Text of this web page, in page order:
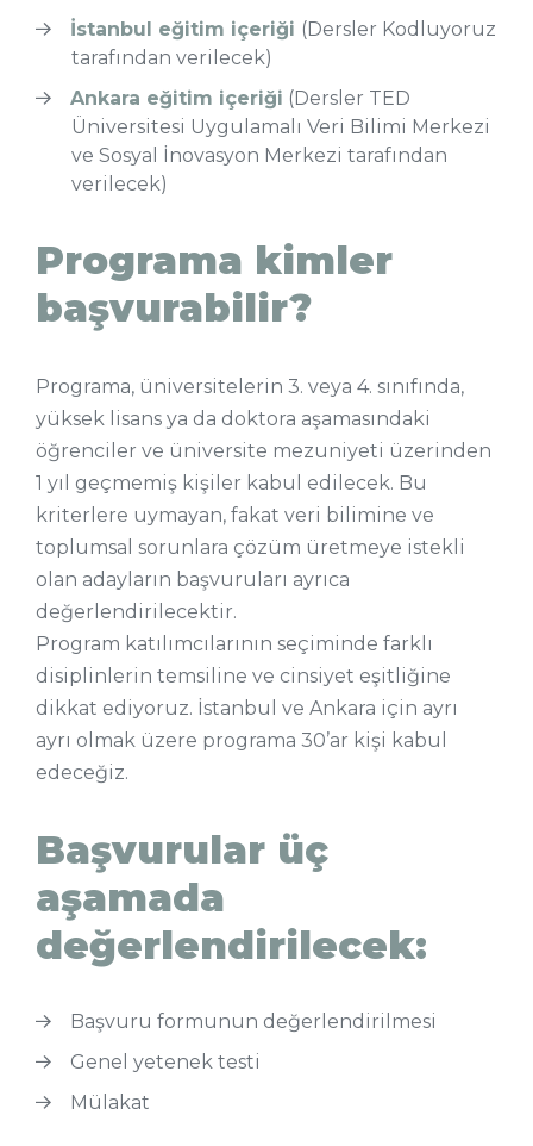
İstanbul eğitim içeriği (Dersler Kodluyoruz
tarafından verilecek)
Ankara eğitim içeriği (Dersler TED
Üniversitesi Uygulamalı Veri Bilimi Merkezi
ve Sosyal İnovasyon Merkezi tarafından
verilecek)
Programa kimler
başvurabilir?
Programa, üniversitelerin 3. veya 4. sınıfında,
yüksek lisans ya da doktora aşamasındaki
öğrenciler ve üniversite mezuniyeti üzerinden
1 yıl geçmemiş kişiler kabul edilecek. Bu
kriterlere uymayan, fakat veri bilimine ve
toplumsal sorunlara çözüm üretmeye istekli
olan adayların başvuruları ayrıca
değerlendirilecektir.
Program katılımcılarının seçiminde farklı
disiplinlerin temsiline ve cinsiyet eşitliğine
dikkat ediyoruz. İstanbul ve Ankara için ayrı
ayrı olmak üzere programa 30’ar kişi kabul
edeceğiz.
Başvurular üç
aşamada
değerlendirilecek:
Başvuru formunun değerlendirilmesi
Genel yetenek testi
Mülakat